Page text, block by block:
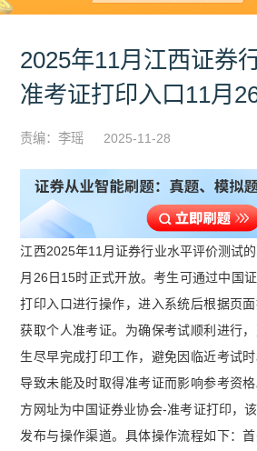
2025年11月江西证券
准考证打印入口11月
责编：李瑶 2025-11-28
江西2025年11月证券行业水平评价测试
月26日15时正式开放。考生可通过中国
打印入口进行操作，进入系统后根据页
获取个人准考证。为确保考试顺利进行
生尽早完成打印工作，避免因临近考试
导致未能及时取得准考证而影响参考资
方网址为中国证券业协会-准考证打印，
发布与操作渠道。具体操作流程如下：